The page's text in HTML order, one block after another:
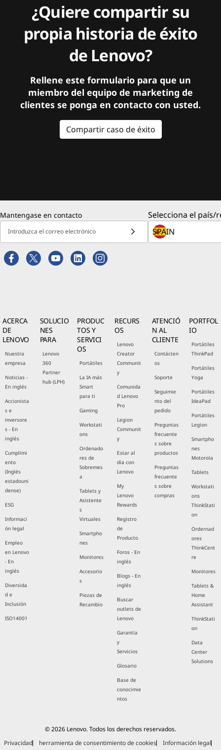
¿Quiere compartir su
propia historia de éxito
de Lenovo?
Rellene este formulario para que un
miembro del equipo de marketing de
clientes se ponga en contacto con usted.
Compartir caso de éxito
Mantengase en contacto
Introduzca el correo electrónico
Selecciona el país/
ACERCA
DE
LENOVO
Nuestra
empresa
Noticias -
En inglés
Accionista
s e
inversore
s - En
inglés
Cumplimi
ento
(Inglés
estadouni
dense)
ESG
Informaci
ón legal
Empleo
en Lenovo
- En
inglés
Diversida
d e
Inclusión
ISO14001
SOLUCIO
NES
PARA
Lenovo
360
Partner
hub (LPH)
PRODUC
TOS Y
SERVICI
OS
Portátiles
La IA más
Smart
para ti
Gaming
Workstati
ons
Ordenado
res de
Sobremes
a
Tablets y
Asistente
s
Virtuales
Smartpho
nes
Monitores
Accesorio
s
Piezas de
Recambio
RECURS
OS
Lenovo
Creator
Communit
y
Comunida
d Lenovo
Pro
Legion
Communit
y
Estar al
día con
Lenovo
My
Lenovo
Rewards
Registro
de
Producto
Foros - En
inglés
Blogs - En
inglés
Buscar
outlets de
Lenovo
Garantía
y
Servicios
Glosario
Base de
conocimie
ntos
ATENCIÓ
N AL
CLIENTE
Contácten
os
Soporte
Seguimie
nto del
pedido
Preguntas
frecuente
s sobre
productos
Preguntas
frecuente
s sobre
compras
PORTFOL
IO
Portátiles
ThinkPad
Portátiles
Yoga
Portátiles
IdeaPad
Portátiles
Legion
Smartpho
nes
Motorola
Tablets
Workstati
ons
ThinkStati
on
Ordernad
ores
ThinkCent
re
Monitores
Tablets &
Home
Assistant
ThinkStati
on
Data
Center
Solutions
© 2026 Lenovo. Todos los derechos reservados.
Privacidad
herramienta de consentimiento de cookies Información legal